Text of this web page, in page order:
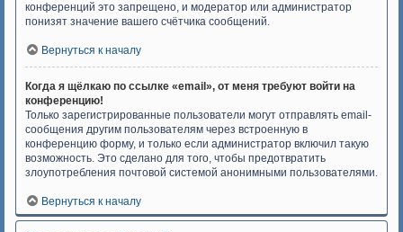
конференций это запрещено, и модератор или администратор
понизят значение вашего счётчика сообщений.
Вернуться к началу
Когда я щёлкаю по ссылке «email», от меня требуют войти на
конференцию!
Только зарегистрированные пользователи могут отправлять email-
сообщения другим пользователям через встроенную в
конференцию форму, и только если администратор включил такую
возможность. Это сделано для того, чтобы предотвратить
злоупотребления почтовой системой анонимными пользователями.
Вернуться к началу